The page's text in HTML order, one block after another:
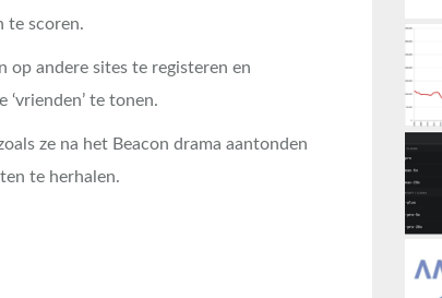
te scoren.
op andere sites te registeren en
‘vrienden’ te tonen.
ze na het Beacon drama aantonden
te herhalen.